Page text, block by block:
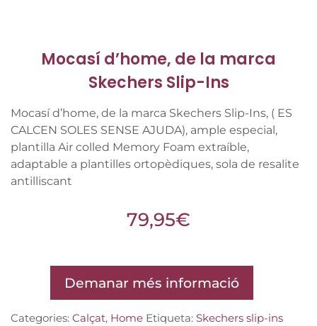
Mocasí d’home, de la marca
Skechers Slip-Ins
Mocasí d’home, de la marca Skechers Slip-Ins, ( ES
CALCEN SOLES SENSE AJUDA), ample especial,
plantilla Air colled Memory Foam extraíble,
adaptable a plantilles ortopèdiques, sola de resalite
antilliscant
79,95€
Demanar més informació
Categories: Calçat, Home Etiqueta: Skechers slip-ins